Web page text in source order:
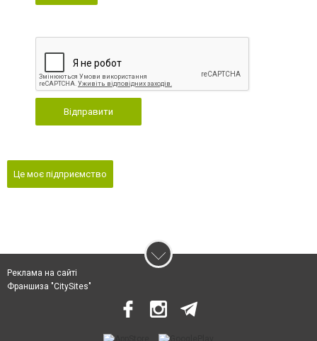
Відправити
Це моє підприємство
Реклама на сайті
Франшиза "CitySites"